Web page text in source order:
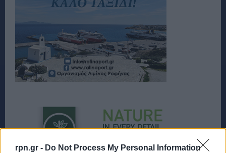
rpn.gr - Do Not Process My Personal Information